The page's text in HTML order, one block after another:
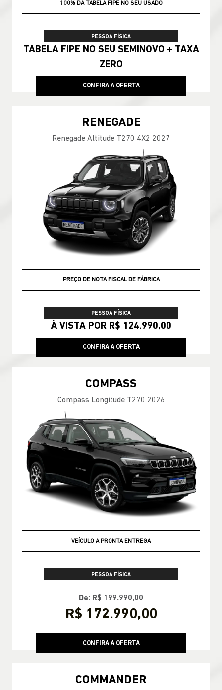
100% DA TABELA FIPE NO SEU USADO
PESSOA FÍSICA
TABELA FIPE NO SEU SEMINOVO + TAXA
ZERO
CONFIRA A OFERTA
RENEGADE
Renegade Altitude T270 4X2 2027
PREÇO DE NOTA FISCAL DE FÁBRICA
PESSOA FÍSICA
À VISTA POR R$ 124.990,00
CONFIRA A OFERTA
COMPASS
Compass Longitude T270 2026
VEÍCULO A PRONTA ENTREGA
PESSOA FÍSICA
De: R$ 199.990,00
R$ 172.990,00
CONFIRA A OFERTA
COMMANDER